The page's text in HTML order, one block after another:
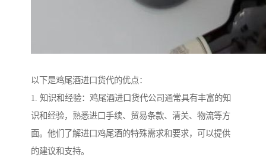
以下是鸡尾酒进口货代的优点：
1. 知识和经验：鸡尾酒进口货代公司通常具有丰富的知
识和经验，熟悉进口手续、贸易条款、清关、物流等方
面。他们了解进口鸡尾酒的特殊需求和要求，可以提供
的建议和支持。